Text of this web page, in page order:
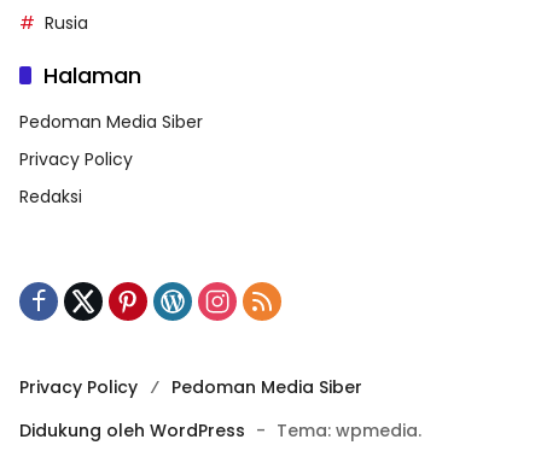
Rusia
Halaman
Pedoman Media Siber
Privacy Policy
Redaksi
Privacy Policy
Pedoman Media Siber
Didukung oleh WordPress - Tema: wpmedia.